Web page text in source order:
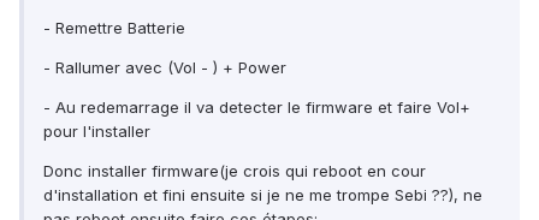
- Remettre Batterie
- Rallumer avec (Vol - ) + Power
- Au redemarrage il va detecter le firmware et faire Vol+
pour l'installer
Donc installer firmware(je crois qui reboot en cour
d'installation et fini ensuite si je ne me trompe Sebi ??), ne